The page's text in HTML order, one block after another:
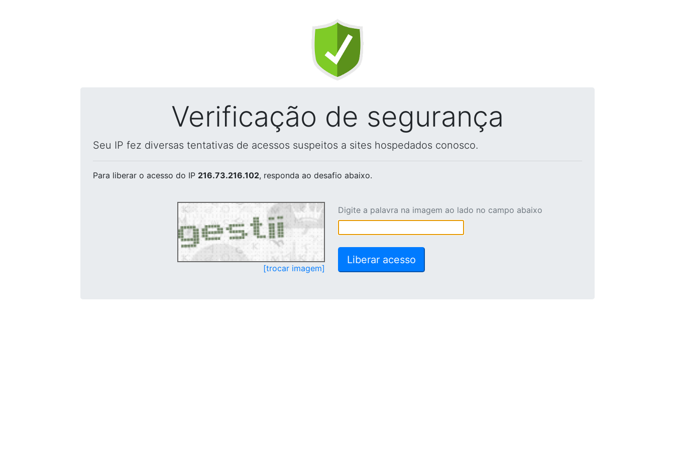
Verificação de segurança
Seu IP fez diversas tentativas de acessos suspeitos a sites hospedados conosco.
Para liberar o acesso do IP 216.73.216.102, responda ao desafio abaixo.
[trocar imagem]
Digite a palavra na imagem ao lado no campo abaixo